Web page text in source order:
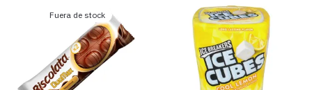
Fuera de stock